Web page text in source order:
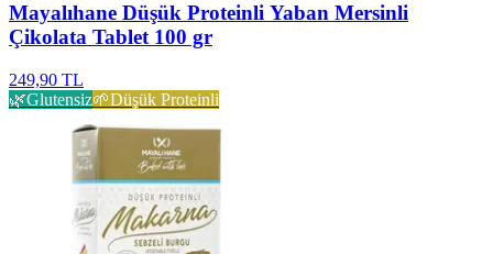
Mayalıhane Düşük Proteinli Yaban Mersinli
Çikolata Tablet 100 gr
249,90 TL
🌿Glutensiz🌱Düşük Proteinli